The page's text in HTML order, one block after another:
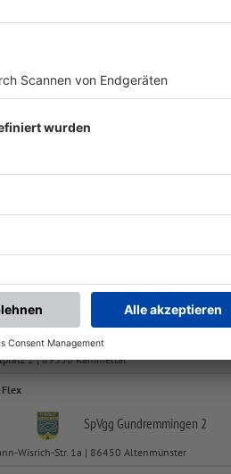
Kompletter Spielplan
SSV Neumünster-
2 | 89358 Kammeltal
Flex
SpVgg Gundremmingen 2
Wisrich-Str. 1a | 86450 Altenmünster